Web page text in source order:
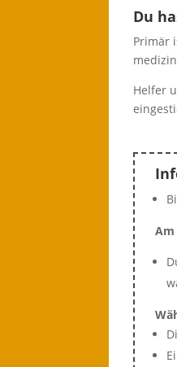
Du
Primär
Helfer
Am